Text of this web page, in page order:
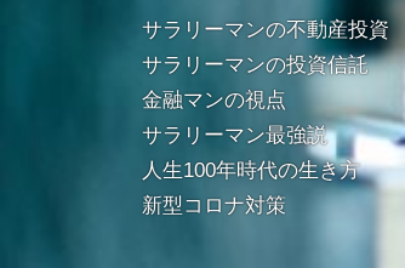
サラリーマンの不動産投資
サラリーマンの投資信託
金融マンの視点
サラリーマン最強説
人生100年時代の生き方
新型コロナ対策